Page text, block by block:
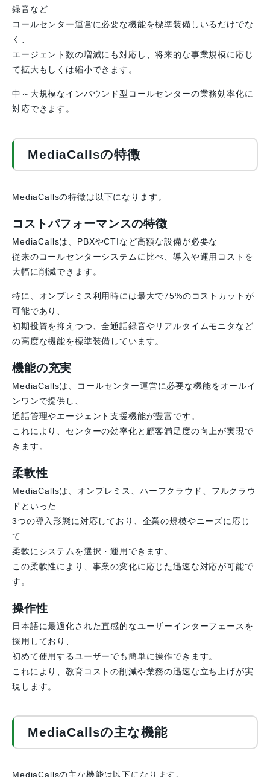
録音など
コールセンター運営に必要な機能を標準装備しいるだけでな
く、
エージェント数の増減にも対応し、将来的な事業規模に応じ
て拡大もしくは縮小できます。
中～大規模なインバウンド型コールセンターの業務効率化に
対応できます。
MediaCallsの特徴
MediaCallsの特徴は以下になります。
コストパフォーマンスの特徴
MediaCallsは、PBXやCTIなど高額な設備が必要な
従来のコールセンターシステムに比べ、導入や運用コストを
大幅に削減できます。
特に、オンプレミス利用時には最大で75%のコストカットが
可能であり、
初期投資を抑えつつ、全通話録音やリアルタイムモニタなど
の高度な機能を標準装備しています。
機能の充実
MediaCallsは、コールセンター運営に必要な機能をオールイ
ンワンで提供し、
通話管理やエージェント支援機能が豊富です。
これにより、センターの効率化と顧客満足度の向上が実現で
きます。
柔軟性
MediaCallsは、オンプレミス、ハーフクラウド、フルクラウ
ドといった
3つの導入形態に対応しており、企業の規模やニーズに応じ
て
柔軟にシステムを選択・運用できます。
この柔軟性により、事業の変化に応じた迅速な対応が可能で
す。
操作性
日本語に最適化された直感的なユーザーインターフェースを
採用しており、
初めて使用するユーザーでも簡単に操作できます。
これにより、教育コストの削減や業務の迅速な立ち上げが実
現します。
MediaCallsの主な機能
MediaCallsの主な機能は以下になります。